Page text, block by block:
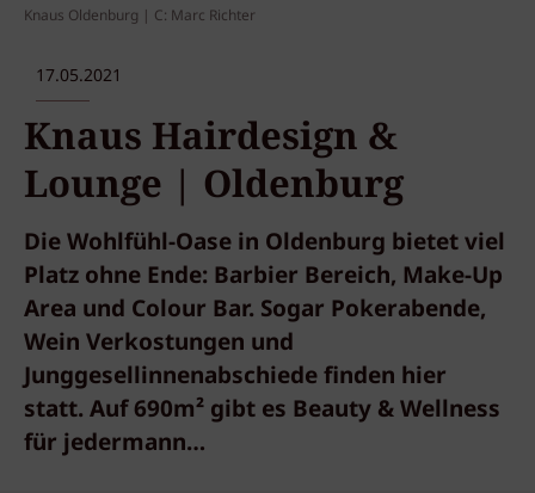
Knaus Oldenburg | C: Marc Richter
17.05.2021
Knaus Hairdesign &
Lounge | Oldenburg
Die Wohlfühl-Oase in Oldenburg bietet viel
Platz ohne Ende: Barbier Bereich, Make-Up
Area und Colour Bar. Sogar Pokerabende,
Wein Verkostungen und
Junggesellinnenabschiede finden hier
statt. Auf 690m² gibt es Beauty & Wellness
für jedermann…